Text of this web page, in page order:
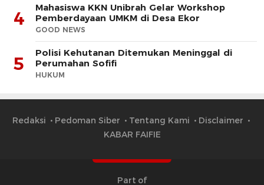
4
Mahasiswa KKN Unibrah Gelar Workshop
Pemberdayaan UMKM di Desa Ekor
GOOD NEWS
5
Polisi Kehutanan Ditemukan Meninggal di
Perumahan Sofifi
HUKUM
Redaksi Pedoman Siber Tentang Kami
Disclaimer
KABAR FAIFIE
Part of